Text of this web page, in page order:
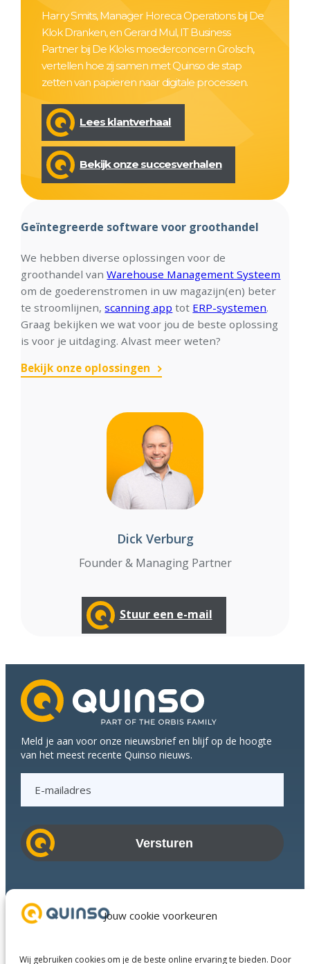
Jouw cookie voorkeuren
Wij gebruiken cookies om je de beste online ervaring te bieden. Door
Harry Smits, Manager Horeca Operations bij De
Klok Dranken, en Gerard Mul, IT Business
Partner bij De Kloks moederconcern Grolsch,
vertellen hoe zij samen met Quinso de stap
zetten van papieren naar digitale processen.
Lees klantverhaal
Bekijk onze succesverhalen
Geïntegreerde software voor groothandel
We hebben diverse oplossingen voor de
groothandel vanWarehouse Management Systeem
om de goederenstromen in uw magazijn(en) beter
te stroomlijnen,scanning app tot ERP-systemen.
Graag bekijken we wat voor jou de beste oplossing
is voor je uitdaging. Alvast meer weten?
Bekijk onze oplossingen
Dick Verburg
Founder & Managing Partner
Stuur een e-mail
Meld je aan voor onze nieuwsbrief en blijf op de hoogte
van het meest recente Quinso nieuws.
a
i
d
r
s
Succesverhalen
Diensten
Over ons